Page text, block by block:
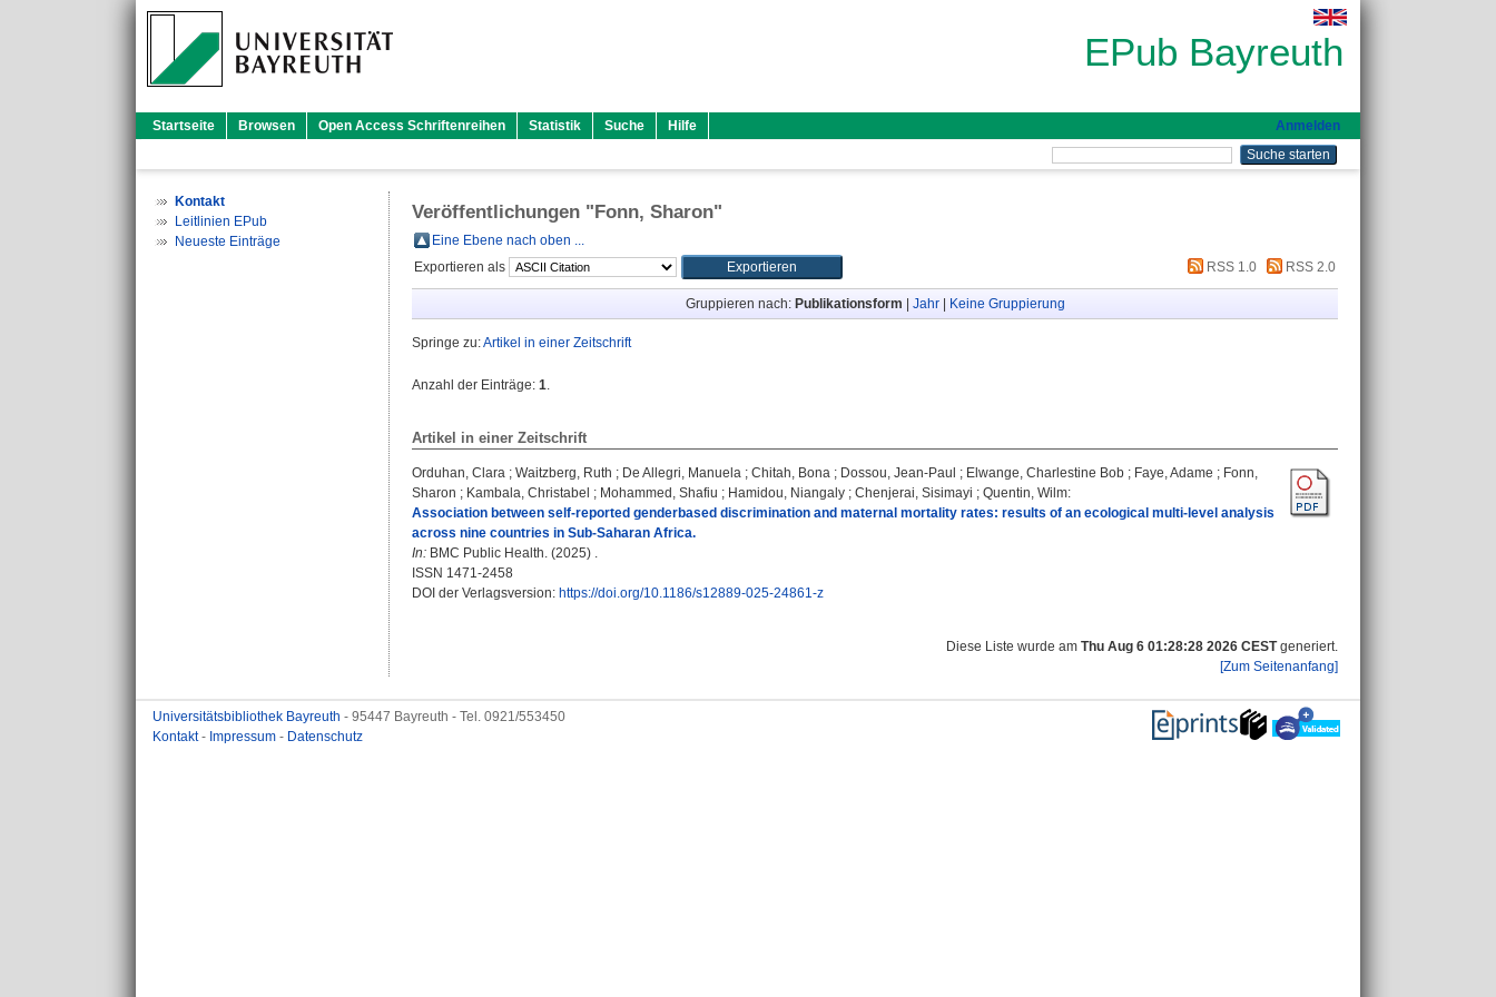
EPub Bayreuth
Startseite Browsen Open Access Schriftenreihen Statistik Suche Hilfe Anmelden
Kontakt
Leitlinien EPub
Neueste Einträge
Veröffentlichungen "Fonn, Sharon"
Eine Ebene nach oben ...
Exportieren als
RSS 1.0 RSS 2.0
Gruppieren nach: Publikationsform Jahr| Keine Gruppierung
Springe zu:Artikel in einer Zeitschrift
Anzahl der Einträge: 1.
Artikel in einer Zeitschrift
Orduhan, Clara ; Waitzberg, Ruth ; De Allegri, Manuela ; Chitah, Bona ; Dossou, Jean-Paul ; Elwange, Charlestine Bob ; Faye, Adame ; Fonn,
Sharon ; Kambala, Christabel ; Mohammed, Shafiu ; Hamidou, Niangaly ; Chenjerai, Sisimayi ; Quentin, Wilm:
Association between self-reported genderbased discrimination and maternal mortality rates: results of an ecological multi-level analysis
across nine countries in Sub-Saharan Africa.
In: BMC Public Health. (2025) .
ISSN 1471-2458
DOI der Verlagsversion: https://doi.org/10.1186/s12889-025-24861-z
Diese Liste wurde am Thu Aug 6 01:28:28 2026 CESTgeneriert.
[Zum Seitenanfang]
Universitätsbibliothek Bayreuth - 95447 Bayreuth - Tel. 0921/553450
Kontakt- Impressum - Datenschutz